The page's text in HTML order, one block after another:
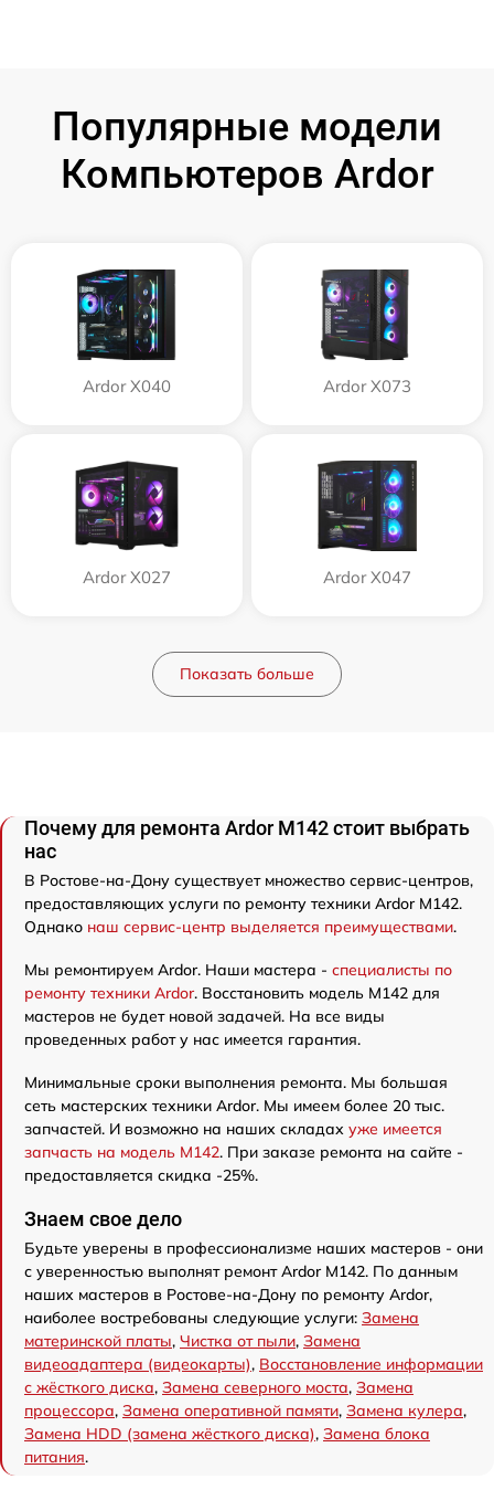
Популярные модели
Компьютеров Ardor
Ardor X040 Ardor X073
Ardor X027 Ardor X047
Показать больше
Почему для ремонта Ardor M142 стоит выбрать
нас
В Ростове-на-Дону существует множество сервис-центров,
предоставляющих услуги по ремонту техники Ardor M142.
Однако наш сервис-центр выделяется преимуществами.
Мы ремонтируем Ardor. Наши мастера - специалисты по
ремонту техники Ardor. Восстановить модель M142 для
мастеров не будет новой задачей. На все виды
проведенных работ у нас имеется гарантия.
Минимальные сроки выполнения ремонта. Мы большая
сеть мастерских техники Ardor. Мы имеем более 20 тыс.
запчастей. И возможно на наших складах уже имеется
запчасть на модель M142. При заказе ремонта на сайте -
предоставляется скидка -25%.
Знаем свое дело
Будьте уверены в профессионализме наших мастеров - они
с уверенностью выполнят ремонт Ardor M142. По данным
наших мастеров в Ростове-на-Дону по ремонту Ardor,
наиболее востребованы следующие услуги: Замена
материнской платы, Чистка от пыли, Замена
видеоадаптера (видеокарты), Восстановление информации
с жёсткого диска, Замена северного моста, Замена
процессора, Замена оперативной памяти, Замена кулера,
Замена HDD (замена жёсткого диска), Замена блока
питания.